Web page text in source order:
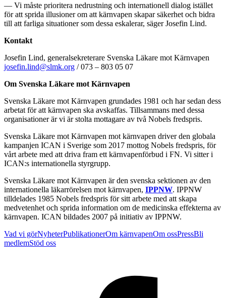
— Vi måste prioritera nedrustning och internationell dialog istället
för att sprida illusioner om att kärnvapen skapar säkerhet och bidra
till att farliga situationer som dessa eskalerar, säger Josefin Lind.
Kontakt
Josefin Lind, generalsekreterare Svenska Läkare mot Kärnvapen
josefin.lind@slmk.org / 073 – 803 05 07
Om Svenska Läkare mot Kärnvapen
Svenska Läkare mot Kärnvapen grundades 1981 och har sedan dess
arbetat för att kärnvapen ska avskaffas. Tillsammans med dessa
organisationer är vi är stolta mottagare av två Nobels fredspris.
Svenska Läkare mot Kärnvapen mot kärnvapen driver den globala
kampanjen ICAN i Sverige som 2017 mottog Nobels fredspris, för
vårt arbete med att driva fram ett kärnvapenförbud i FN. Vi sitter i
ICAN:s internationella styrgrupp.
Svenska Läkare mot Kärnvapen är den svenska sektionen av den
internationella läkarrörelsen mot kärnvapen, IPPNW. IPPNW
tilldelades 1985 Nobels fredspris för sitt arbete med att skapa
medvetenhet och sprida information om de medicinska effekterna av
kärnvapen. ICAN bildades 2007 på initiativ av IPPNW.
Vad vi görNyheterPublikationerOm kärnvapenOm ossPressBli
medlemStöd oss